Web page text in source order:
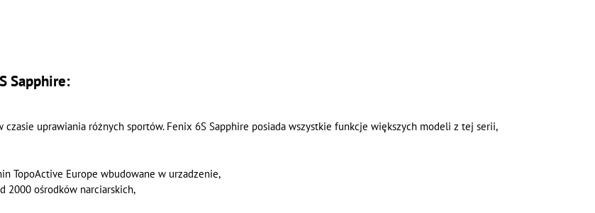
Sapphire:
uprawiania różnych sportów. Fenix 6S Sapphire posiada wszystkie funkcje większych modeli z tej serii,
TopoActive Europe wbudowane w urzadzenie,
2000 ośrodków narciarskich,